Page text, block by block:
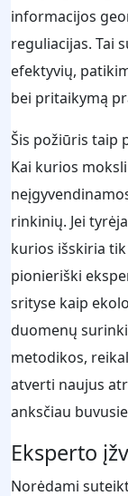
informacijos
reguliacijas. Tai
efektyvių,
bei pritaikymą
Šis požiūris taip
Kai kurios
rinkinių. Jei
kurios išskiria
pionieriški
srityse kaip
duomenų
metodikos,
atverti naujus
anksčiau
Eksperto
Norėdami